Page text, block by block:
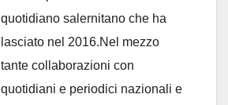
quotidiano salernitano che ha
lasciato nel 2016.Nel mezzo
tante collaborazioni con
quotidiani e periodici nazionali e